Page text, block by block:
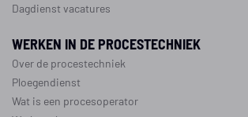
Dagdienst vacatures
WERKEN IN DE PROCESTECHNIEK
Over de procestechniek
Ploegendienst
Wat is een procesoperator